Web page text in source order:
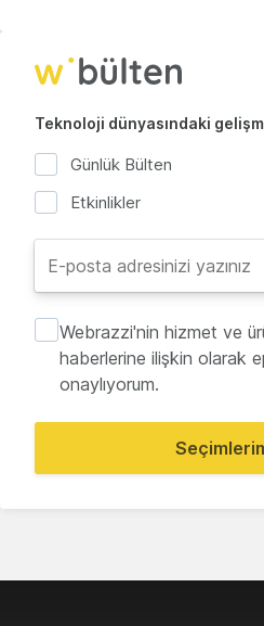
Teknoloji dünyasındaki
Günlük Bülten
Etkinlikler
Webrazzi'nin hizmet ve
haberlerine ilişkin olarak
onaylıyorum.